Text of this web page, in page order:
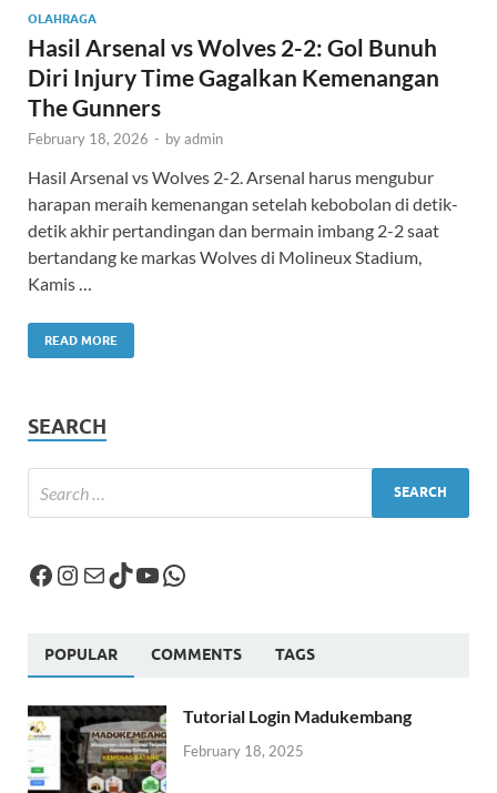
OLAHRAGA
Hasil Arsenal vs Wolves 2-2: Gol Bunuh
Diri Injury Time Gagalkan Kemenangan
The Gunners
February 18, 2026 - byadmin
Hasil Arsenal vs Wolves 2-2. Arsenal harus mengubur
harapan meraih kemenangan setelah kebobolan di detik-
detik akhir pertandingan dan bermain imbang 2-2 saat
bertandang ke markas Wolves di Molineux Stadium,
Kamis …
READ MORE
SEARCH
POPULAR COMMENTS TAGS
Tutorial Login Madukembang
February 18, 2025